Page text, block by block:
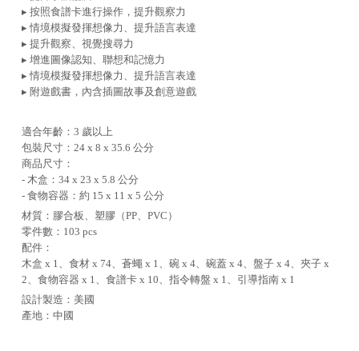
▸ 按照食譜卡進行操作，提升觀察力
▸ 情境模擬發揮想像力、提升語言表達
▸ 提升觀察、視覺搜尋力
▸ 增進圖像認知、聯想和記憶力
▸ 情境模擬發揮想像力、提升語言表達
▸ 附遊戲書，內含插圖故事及創意遊戲
適合年齡：3 歲以上
包裝尺寸：24 x 8 x 35.6 公分
商品尺寸：
- 木盒：34 x 23 x 5.8 公分
- 食物容器：約 15 x 11 x 5 公分
材質：膠合板、塑膠（PP、PVC）
零件數：103 pcs
配件：
木盒 x 1、食材 x 74、蒼蠅 x 1、碗 x 4、碗蓋 x 4、盤子 x 4、夾子 x
2、食物容器 x 1、食譜卡 x 10、指令轉盤 x 1、引導指南 x 1
設計製造：美國
產地：中國